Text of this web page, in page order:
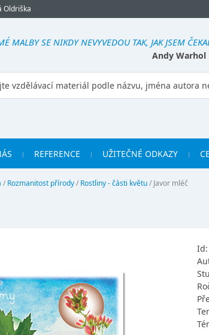
Oldriška
MALBY SE NIKDY NEVYVEDOU TAK, JAK JSEM
Andy Warhol
REFERENCE UŽITEČNÉ ODKAZY
/ Rozmanitost přírody/ Rostliny - části květu/ Javor mléč
Id: